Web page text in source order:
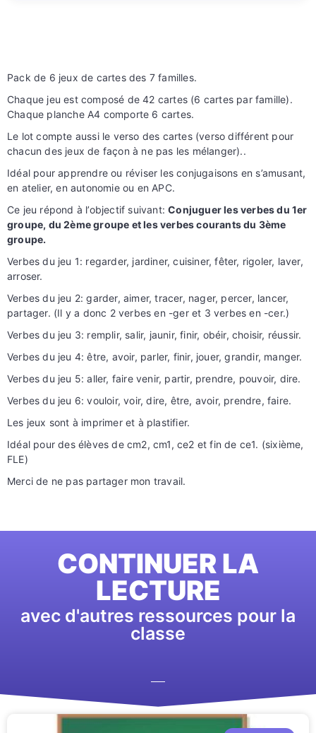
Pack de 6 jeux de cartes des 7 familles.
Chaque jeu est composé de 42 cartes (6 cartes par famille).
Chaque planche A4 comporte 6 cartes.
Le lot compte aussi le verso des cartes (verso différent pour
chacun des jeux de façon à ne pas les mélanger)..
Idéal pour apprendre ou réviser les conjugaisons en s’amusant,
en atelier, en autonomie ou en APC.
Ce jeu répond à l’objectif suivant:Conjuguer les verbes du 1er
groupe, du 2ème groupe et les verbes courants du 3ème
groupe.
Verbes du jeu 1: regarder, jardiner, cuisiner, fêter, rigoler, laver,
arroser.
Verbes du jeu 2: garder, aimer, tracer, nager, percer, lancer,
partager. (Il y a donc 2 verbes en -ger et 3 verbes en -cer.)
Verbes du jeu 3: remplir, salir, jaunir, finir, obéir, choisir, réussir.
Verbes du jeu 4: être, avoir, parler, finir, jouer, grandir, manger.
Verbes du jeu 5: aller, faire venir, partir, prendre, pouvoir, dire.
Verbes du jeu 6: vouloir, voir, dire, être, avoir, prendre, faire.
Les jeux sont à imprimer et à plastifier.
Idéal pour des élèves de cm2, cm1, ce2 et fin de ce1. (sixième,
FLE)
Merci de ne pas partager mon travail.
CONTINUER LA
LECTURE
avec d'autres ressources pour la
classe